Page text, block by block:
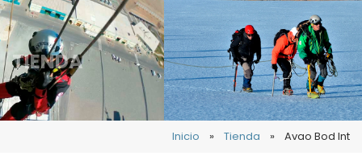
TIENDA
Inicio » Tienda » Avao Bod Int